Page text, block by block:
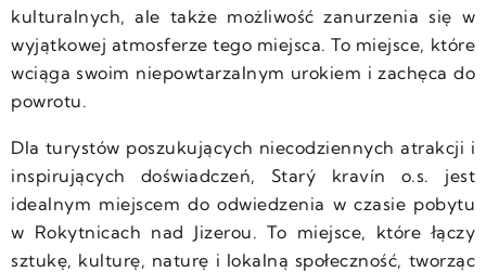
kulturalnych, ale także możliwość zanurzenia się w
wyjątkowej atmosferze tego miejsca. To miejsce, które
wciąga swoim niepowtarzalnym urokiem i zachęca do
powrotu.
Dla turystów poszukujących niecodziennych atrakcji i
inspirujących doświadczeń, Starý kravín o.s. jest
idealnym miejscem do odwiedzenia w czasie pobytu
w Rokytnicach nad Jizerou. To miejsce, które łączy
sztukę, kulturę, naturę i lokalną społeczność, tworząc